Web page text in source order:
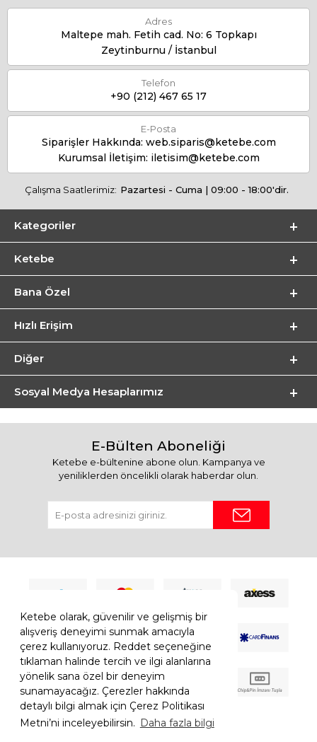
Ketebe olarak, güvenilir ve gelişmiş bir
alışveriş deneyimi sunmak amacıyla
çerez kullanıyoruz. Reddet seçeneğine
tıklaman halinde tercih ve ilgi alanlarına
yönelik sana özel bir deneyim
sunamayacağız. Çerezler hakkında
detaylı bilgi almak için Çerez Politikası
Metni’ni inceleyebilirsin. Daha fazla bilgi
Adres
Maltepe mah. Fetih cad. No: 6 Topkapı
Zeytinburnu / İstanbul
Telefon
+90 (212) 467 65 17
E-Posta
Siparişler Hakkında: web.siparis@ketebe.com
Kurumsal İletişim: iletisim@ketebe.com
Çalışma Saatlerimiz: Pazartesi - Cuma | 09:00 - 18:00'dir.
Kategoriler
Ketebe
Bana Özel
Hızlı Erişim
Diğer
Sosyal Medya Hesaplarımız
E-Bülten Aboneliği
Ketebe e-bültenine abone olun. Kampanya ve
yeniliklerden öncelikli olarak haberdar olun.